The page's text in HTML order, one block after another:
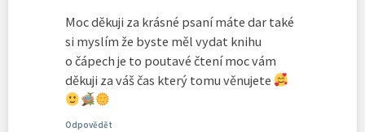
Moc děkuji za krásné psaní máte dar také
si myslím že byste měl vydat knihu
o čápech je to poutavé čtení moc vám
děkuji za váš čas který tomu věnujete
Odpovědět